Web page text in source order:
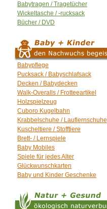
Babytragen / Tragetücher
Wickeltasche / -rucksack
Bücher / DVD
Babypflege
Pucksack / Babyschlafsack
Decken / Babydecken
Walk-Overalls / Frotteeartikel
Holzspielzeug
Cuboro Kugelbahn
Krabbelschuhe / Lauflernschuhe
Kuscheltiere / Stofftiere
Brett- / Lernspiele
Baby Mobiles
Spiele für jedes Alter
Glückwunschkarten
Baby und Kinder Geschenke